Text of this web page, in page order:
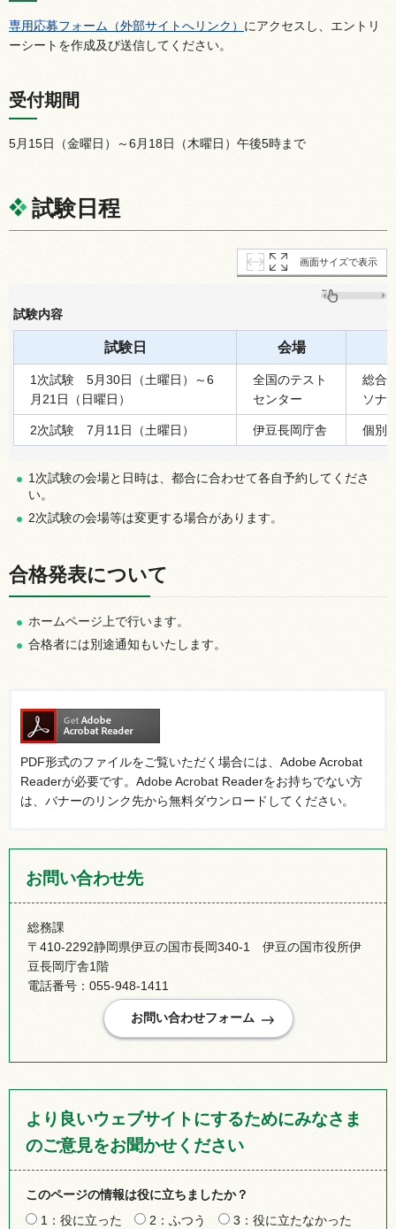
専用応募フォーム（外部サイトへリンク） にアクセスし、エントリ
ーシートを作成及び送信してください。
受付期間
5月15日（金曜日）～6月18日（木曜日）午後5時まで
試験日程
画面サイズで表示
試験内容
試験日 会場
1次試験
5月30日（土曜日）～6
月21日（日曜日）
全国のテスト
センター
総合
ソナ
2次試験 7月11日（土曜日） 伊豆長岡庁舎 個別
1次試験の会場と日時は、都合に合わせて各自予約してくださ
い。
2次試験の会場等は変更する場合があります。
合格発表について
ホームページ上で行います。
合格者には別途通知もいたします。
PDF形式のファイルをご覧いただく場合には、Adobe Acrobat
Readerが必要です。Adobe Acrobat Readerをお持ちでない方
は、バナーのリンク先から無料ダウンロードしてください。
お問い合わせ先
総務課
〒410-2292静岡県伊豆の国市長岡340-1 伊豆の国市役所伊
豆長岡庁舎1階
電話番号：055-948-1411
より良いウェブサイトにするためにみなさま
のご意見をお聞かせください
このページの情報は役に立ちましたか？
1：役に立った
2：ふつう
3：役に立たなかった